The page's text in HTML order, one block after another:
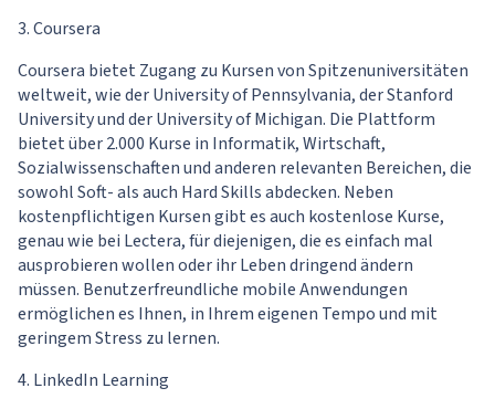
3. Coursera
Coursera bietet Zugang zu Kursen von Spitzenuniversitäten
weltweit, wie der University of Pennsylvania, der Stanford
University und der University of Michigan. Die Plattform
bietet über 2.000 Kurse in Informatik, Wirtschaft,
Sozialwissenschaften und anderen relevanten Bereichen, die
sowohl Soft- als auch Hard Skills abdecken. Neben
kostenpflichtigen Kursen gibt es auch kostenlose Kurse,
genau wie bei Lectera, für diejenigen, die es einfach mal
ausprobieren wollen oder ihr Leben dringend ändern
müssen. Benutzerfreundliche mobile Anwendungen
ermöglichen es Ihnen, in Ihrem eigenen Tempo und mit
geringem Stress zu lernen.
4. LinkedIn Learning